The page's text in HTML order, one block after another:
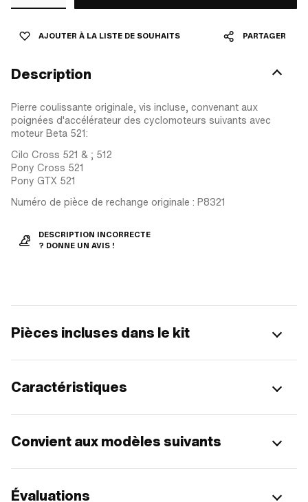
AJOUTER À LA LISTE DE SOUHAITS PARTAGER
Description
Pierre coulissante originale, vis incluse, convenant aux
poignées d'accélérateur des cyclomoteurs suivants avec
moteur Beta 521:
Cilo Cross 521 & ; 512
Pony Cross 521
Pony GTX 521
Numéro de pièce de rechange originale : P8321
DESCRIPTION INCORRECTE
? DONNE UN AVIS !
Pièces incluses dans le kit
Caractéristiques
Convient aux modèles suivants
Évaluations